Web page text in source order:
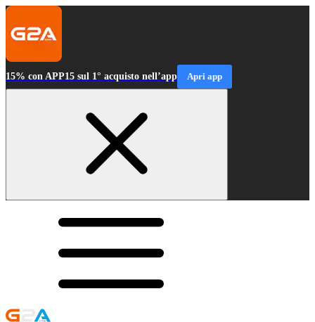
15% con APP15 sul 1° acquisto nell’app Apri app